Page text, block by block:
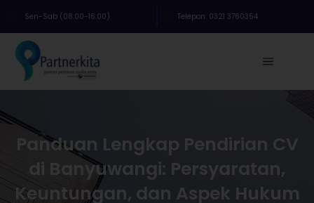
Sen-Sab (08:00-16:00) Telepon: 0321 3760354
Panduan Lengkap Pendirian CV
di Banyuwangi: Persyaratan,
Keuntungan, dan Aspek Hukum